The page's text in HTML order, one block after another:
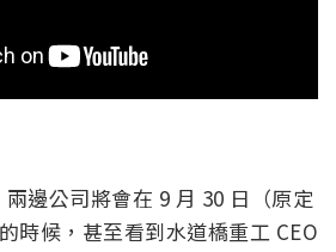
邊公司將會在 9 月 30 日（原定
時候，甚至看到水道橋重工 CEO